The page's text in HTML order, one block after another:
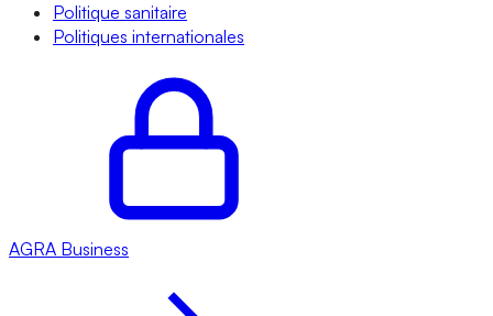
Politique sanitaire
Politiques internationales
AGRA Business